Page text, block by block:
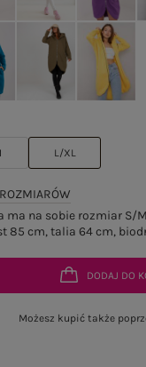
L/XL
ma na sobie rozmiar S/
85 cm, talia 64 cm,
DODAJ DO
Możesz kupić także